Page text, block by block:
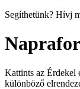
Segíthetünk? Hívj
Kattints az Érdekel
különböző